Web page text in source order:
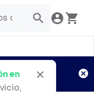
en
Aplican TyC